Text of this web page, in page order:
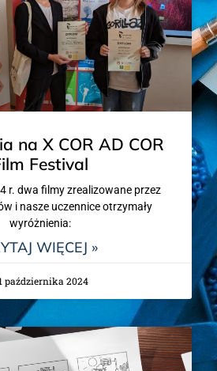
na X COR AD COR
Festival
r. dwa filmy zrealizowane przez
i nasze uczennice otrzymały
wyróżnienia:
WIĘCEJ »
października 2024